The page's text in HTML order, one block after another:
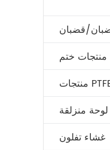
غشاء تفلون